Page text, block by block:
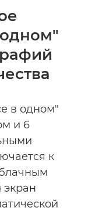
в одном"
и 6
к
экран